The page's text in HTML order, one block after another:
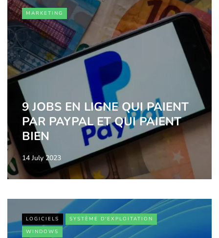
MARKETING
9 JOBS EN LIGNE QUI PAIENT
PAR PAYPAL ET QUI PAIENT
BIEN
14 July 2023
LOGICIELS
SYSTÈME D'EXPLOITATION
WINDOWS